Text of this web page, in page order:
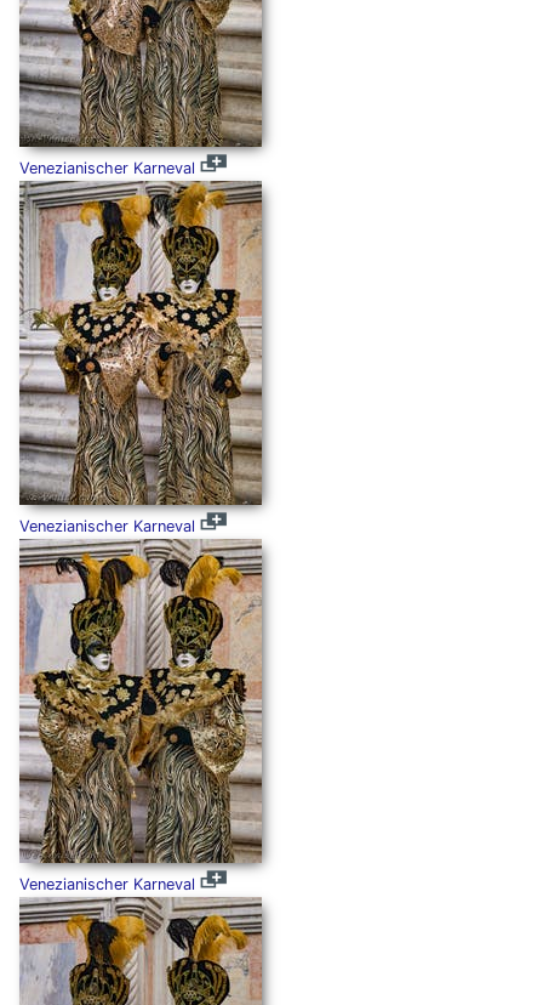
Venezianischer Karneval
Venezianischer Karneval
Venezianischer Karneval